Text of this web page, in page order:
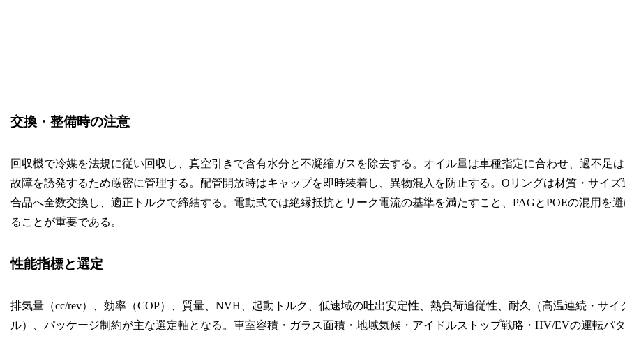
交換・整備時の注意
回収機で冷媒を法規に従い回収し、真空引きで含有水分と不凝縮ガスを除去する。オイル量は車種指定に合わせ、過不足は
故障を誘発するため厳密に管理する。配管開放時はキャップを即時装着し、異物混入を防止する。Oリングは材質・サイズ
合品へ全数交換し、適正トルクで締結する。電動式では絶縁抵抗とリーク電流の基準を満たすこと、PAGとPOEの混用を
ることが重要である。
性能指標と選定
排気量（cc/rev）、効率（COP）、質量、NVH、起動トルク、低速域の吐出安定性、熱負荷追従性、耐久（高温連続・サイ
ル）、パッケージ制約が主な選定軸となる。車室容積・ガラス面積・地域気候・アイドルストップ戦略・HV/EVの運転パタ